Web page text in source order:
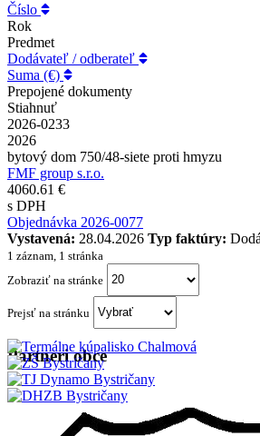
Číslo
Rok
Predmet
Dodávateľ / odberateľ
Suma (€)
Prepojené dokumenty
Stiahnuť
2026-0233
2026
bytový dom 750/48-siete proti hmyzu
FMF group s.r.o.
4060.61 €
s DPH
Objednávka 2026-0077
Vystavená: 28.04.2026 Typ faktúry:
1 záznam, 1 stránka
Zobraziť na stránke
Prejsť na stránku
Partneri obce